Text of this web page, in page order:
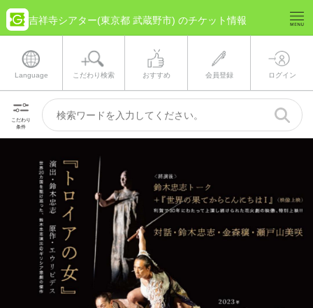
吉祥寺シアター(東京都 武蔵野市) のチケット情報
Language こだわり検索 おすすめ 会員登録 ログイン
こだわり
条件